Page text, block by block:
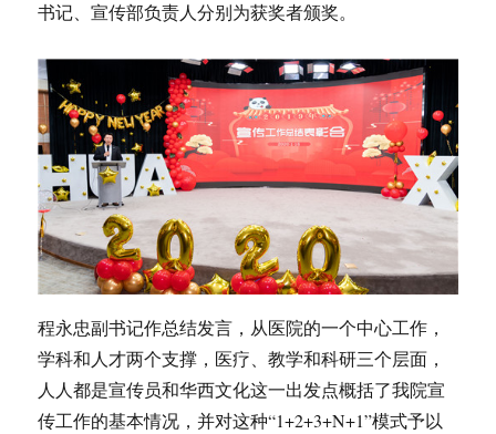
书记、宣传部负责人分别为获奖者颁奖。
程永忠副书记作总结发言，从医院的一个中心工作，
学科和人才两个支撑，医疗、教学和科研三个层面，
人人都是宣传员和华西文化这一出发点概括了我院宣
传工作的基本情况，并对这种“1+2+3+N+1”模式予以